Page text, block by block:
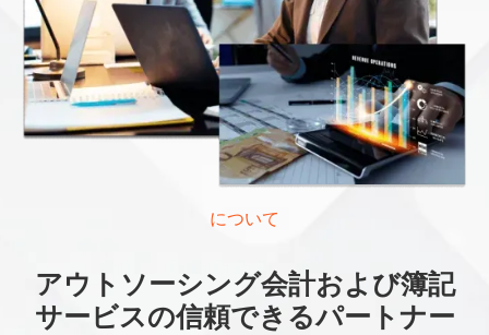
について
アウトソーシング会計および簿記
サービスの信頼できるパートナー